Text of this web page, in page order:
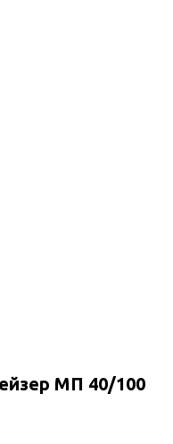
МП 40/100